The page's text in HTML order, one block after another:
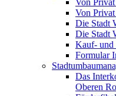
Von
Von
Die Stadt
Die Stadt
Kauf- und
Formular
Das
Oberen